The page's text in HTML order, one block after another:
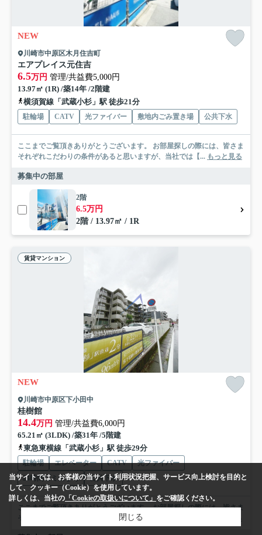
NEW
川崎市中原区木月住吉町
エアプレイス元住吉
6.5万円 管理/共益費5,000円
13.97㎡ (1R) /築14年 /2階建
横須賀線「武蔵小杉」駅 徒歩21分
駐輪場 CATV 光ファイバー 敷地内ごみ置き場 公共下水
ここまでご覧頂きありがとうございます。 お部屋探しの際には、皆さま
それぞれこだわりの条件があると思いますが、当社では【... もっと見る
募集中の部屋
2階
6.5万円
2階 / 13.97㎡ / 1R
賃貸マンション
NEW
川崎市中原区下小田中
桂樹館
14.4万円 管理/共益費6,000円
65.21㎡ (3LDK) /築31年 /5階建
東急東横線「武蔵小杉」駅 徒歩29分
駐輪場 エレベーター CATV
光ファイバー
24時間ゴミ出し可
公共下水
ここまでご覧頂きありがとうございます。 お部屋探しの際には、皆さま
それぞれこだわりの条件があると思いますが、当社では【...
当サイトでは、お客様の当サイト利用状況把握、サービス向上検討を目的と
して、クッキー（Cookie）を使用しています。
詳しくは、当社の 「Cookieの取扱いについて」 をご確認ください。
閉じる